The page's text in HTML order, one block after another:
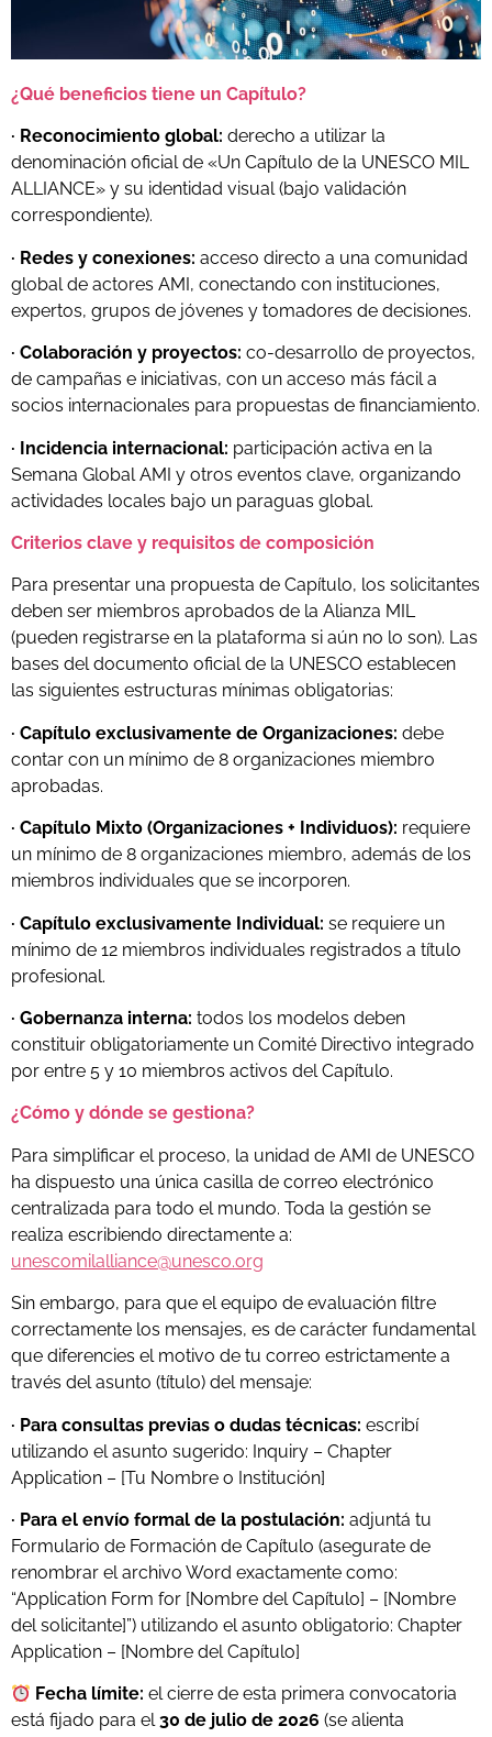
¿Qué beneficios tiene un Capítulo?
· Reconocimiento global: derecho a utilizar la
denominación oficial de «Un Capítulo de la UNESCO MIL
ALLIANCE» y su identidad visual (bajo validación
correspondiente).
· Redes y conexiones: acceso directo a una comunidad
global de actores AMI, conectando con instituciones,
expertos, grupos de jóvenes y tomadores de decisiones.
· Colaboración y proyectos: co-desarrollo de proyectos,
de campañas e iniciativas, con un acceso más fácil a
socios internacionales para propuestas de financiamiento.
· Incidencia internacional: participación activa en la
Semana Global AMI y otros eventos clave, organizando
actividades locales bajo un paraguas global.
Criterios clave y requisitos de composición
Para presentar una propuesta de Capítulo, los solicitantes
deben ser miembros aprobados de la Alianza MIL
(pueden registrarse en la plataforma si aún no lo son). Las
bases del documento oficial de la UNESCO establecen
las siguientes estructuras mínimas obligatorias:
· Capítulo exclusivamente de Organizaciones: debe
contar con un mínimo de 8 organizaciones miembro
aprobadas.
· Capítulo Mixto (Organizaciones + Individuos): requiere
un mínimo de 8 organizaciones miembro, además de los
miembros individuales que se incorporen.
· Capítulo exclusivamente Individual: se requiere un
mínimo de 12 miembros individuales registrados a título
profesional.
· Gobernanza interna: todos los modelos deben
constituir obligatoriamente un Comité Directivo integrado
por entre 5 y 10 miembros activos del Capítulo.
¿Cómo y dónde se gestiona?
Para simplificar el proceso, la unidad de AMI de UNESCO
ha dispuesto una única casilla de correo electrónico
centralizada para todo el mundo. Toda la gestión se
realiza escribiendo directamente a:
unescomilalliance@unesco.org
Sin embargo, para que el equipo de evaluación filtre
correctamente los mensajes, es de carácter fundamental
que diferencies el motivo de tu correo estrictamente a
través del asunto (título) del mensaje:
· Para consultas previas o dudas técnicas: escribí
utilizando el asunto sugerido: Inquiry – Chapter
Application – [Tu Nombre o Institución]
· Para el envío formal de la postulación: adjuntá tu
Formulario de Formación de Capítulo (asegurate de
renombrar el archivo Word exactamente como:
“Application Form for [Nombre del Capítulo] – [Nombre
del solicitante]”) utilizando el asunto obligatorio: Chapter
Application – [Nombre del Capítulo]
Fecha límite: el cierre de esta primera convocatoria
está fijado para el30 de julio de 2026 (se alienta